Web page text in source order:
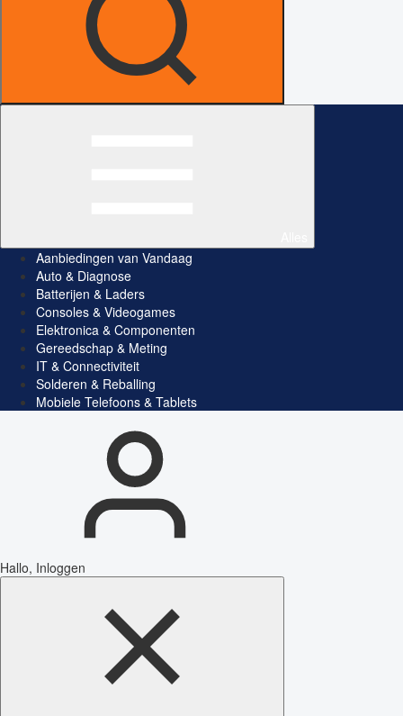
Aanbiedingen van Vandaag
Auto & Diagnose
Batterijen & Laders
Consoles & Videogames
Elektronica & Componenten
Gereedschap & Meting
IT & Connectiviteit
Solderen & Reballing
Mobiele Telefoons & Tablets
Hallo, Inloggen